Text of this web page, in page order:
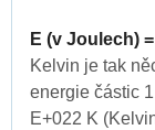
E (v Joulech)
Kelvin je tak
energie částic
E+022 K